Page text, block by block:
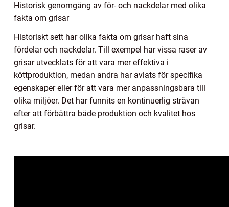
Historisk genomgång av för- och nackdelar med olika
fakta om grisar
Historiskt sett har olika fakta om grisar haft sina
fördelar och nackdelar. Till exempel har vissa raser av
grisar utvecklats för att vara mer effektiva i
köttproduktion, medan andra har avlats för specifika
egenskaper eller för att vara mer anpassningsbara till
olika miljöer. Det har funnits en kontinuerlig strävan
efter att förbättra både produktion och kvalitet hos
grisar.